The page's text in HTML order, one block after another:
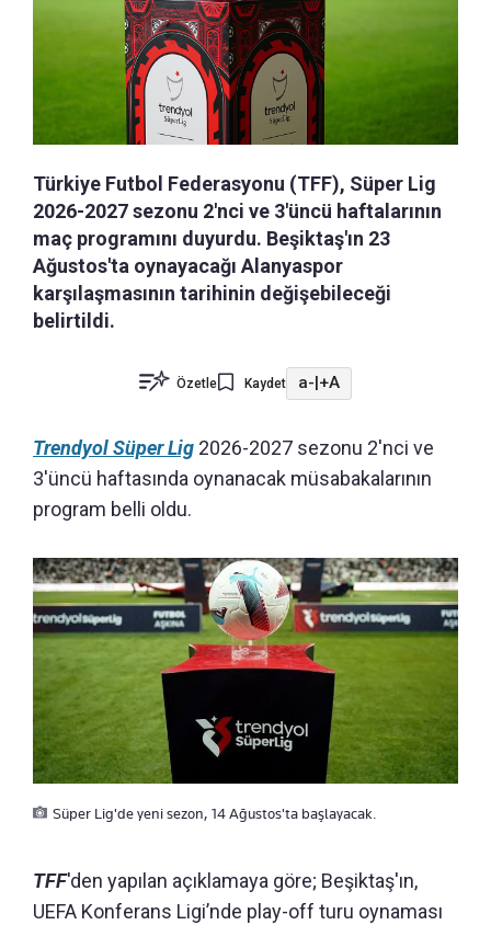
Türkiye Futbol Federasyonu (TFF), Süper Lig
2026-2027 sezonu 2'nci ve 3'üncü haftalarının
maç programını duyurdu. Beşiktaş'ın 23
Ağustos'ta oynayacağı Alanyaspor
karşılaşmasının tarihinin değişebileceği
belirtildi.
Özetle Kaydet a-|+A
Trendyol Süper Lig 2026-2027 sezonu 2'nci ve
3'üncü haftasında oynanacak müsabakalarının
program belli oldu.
Süper Lig'de yeni sezon, 14 Ağustos'ta başlayacak.
TFF'den yapılan açıklamaya göre; Beşiktaş'ın,
UEFA Konferans Ligi’nde play-off turu oynaması